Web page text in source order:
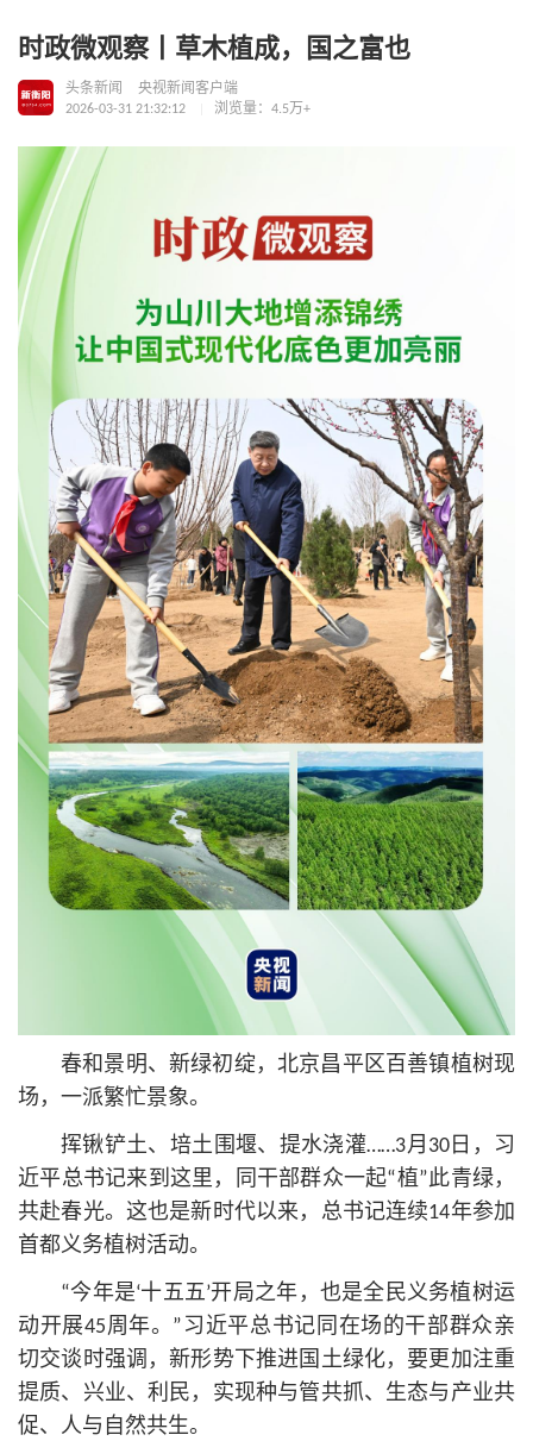
时政微观察丨草木植成，国之富也
头条新闻
央视新闻客户端
2026-03-31 21:32:12
浏览量：4.5万+
春和景明、新绿初绽，北京昌平区百善镇植树现
场，一派繁忙景象。
挥锹铲土、培土围堰、提水浇灌……3月30日，习
近平总书记来到这里，同干部群众一起“植”此青绿，
共赴春光。这也是新时代以来， 总书记连续14年参加
首都义务植树活动。
“今年是‘十五五’开局之年，也是全民义务植树运
动开展45周年。”习近平总书记 同在场的干部群众亲
切交谈时强调，新形势下推进国土绿化，要更加注重
提质、兴业、利民，实现种与管共抓、生态与产业共
促、人与自然共生。